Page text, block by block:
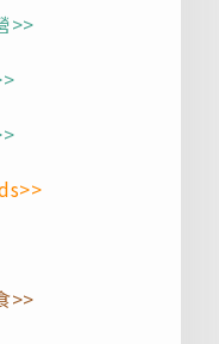
>>
>>